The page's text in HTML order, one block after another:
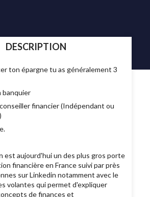
DESCRIPTION
ton épargne tu as généralement 3
banquier
financier (Indépendant ou
est aujourd'hui un des plus gros porte
financière en France suivi par près
sur Linkedin notamment avec le
volantes qui permet d'expliquer
de finances et